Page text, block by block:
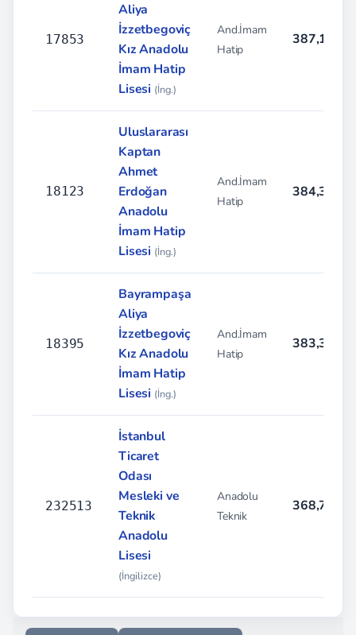
17853
Aliya
İzzetbegoviç
Kız Anadolu
İmam Hatip
Lisesi (İng.)
And.İmam
Hatip
387,1810
18123
Uluslararası
Kaptan
Ahmet
Erdoğan
Anadolu
İmam Hatip
Lisesi (İng.)
And.İmam
Hatip
384,3858
18395
Bayrampaşa
Aliya
İzzetbegoviç
Kız Anadolu
İmam Hatip
Lisesi (İng.)
And.İmam
Hatip
383,3488
232513
İstanbul
Ticaret
Odası
Mesleki ve
Teknik
Anadolu
Lisesi
(İngilizce)
Anadolu
Teknik
368,736